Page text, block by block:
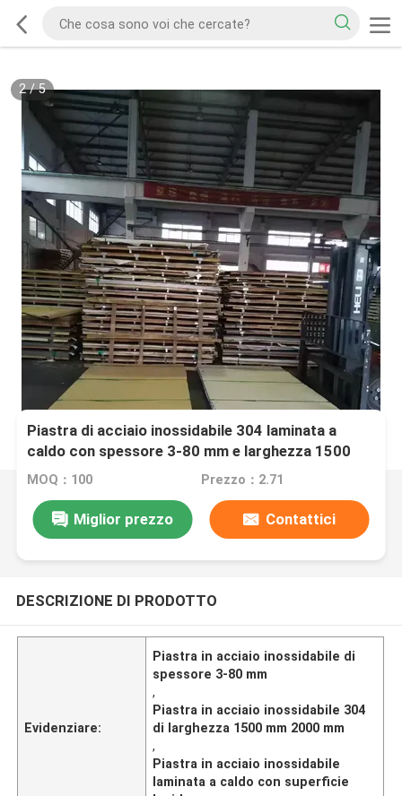
2/5
Piastra di acciaio inossidabile 304 laminata a
caldo con spessore 3-80 mm e larghezza 1500
mm 2000 mm
MOQ：100 Prezzo：2.71
Miglior prezzo Contattici
DESCRIZIONE DI PRODOTTO
Evidenziare:
Piastra in acciaio inossidabile di
spessore 3-80 mm
,
Piastra in acciaio inossidabile 304
di larghezza 1500 mm 2000 mm
,
Piastra in acciaio inossidabile
laminata a caldo con superficie